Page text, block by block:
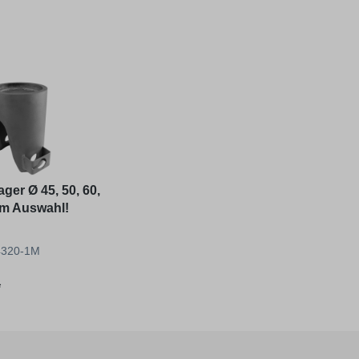
Ø 45, 50, 60,
Auswahl!
1M